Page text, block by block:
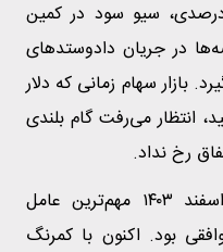
بر آن، بعد از هر رشد ۱۰ درصدی، سیو سود در کمین
در جریان داد‌وستد‌های
بازار سهام زمانی که دلار
تومان رسید، انتظار می‌رفت گام بلندی
رخ نداد.
پیشروی ریسک‌های سیاسی در اسفند ۱۴۰۳ مهم‌ترین عامل
بود. اکنون با کمرنگ